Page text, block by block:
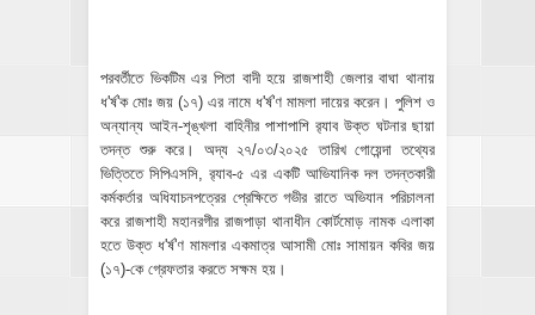
পরবর্তীতে ভিকটিম এর পিতা বাদী হয়ে রাজশাহী জেলার বাঘা থানায়
ধ'র্ষ'ক মোঃ জয় (১৭) এর নামে ধ'র্ষ'ণ মামলা দায়ের করেন। পুলিশ ও
অন্যান্য আইন-শৃঙ্খলা বাহিনীর পাশাপাশি র‍্যাব উক্ত ঘটনার ছায়া
তদন্ত শুরু করে। অদ্য ২৭/০৩/২০২৫ তারিখ গোয়েন্দা তথ্যের
ভিত্তিতে সিপিএসসি, র‍্যাব-৫ এর একটি আভিযানিক দল তদন্তকারী
কর্মকর্তার অধিযাচনপত্রের প্রেক্ষিতে গভীর রাতে অভিযান পরিচালনা
করে রাজশাহী মহানরগীর রাজপাড়া থানাধীন কোর্টমোড় নামক এলাকা
হতে উক্ত ধ'র্ষ'ণ মামলার একমাত্র আসামী মোঃ সামায়ন কবির জয়
(১৭)-কে গ্রেফতার করতে সক্ষম হয়।